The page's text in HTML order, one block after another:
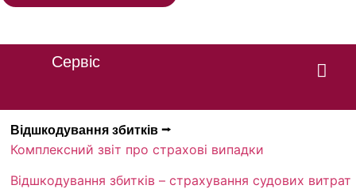
Сервіс
Відшкодування збитків ⭢
Комплексний звіт про страхові випадки
Відшкодування збитків – страхування судових витрат